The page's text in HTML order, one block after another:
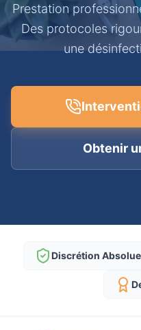
Prestation
Des protocoles
une
Obtenir
Discrétion Absolue